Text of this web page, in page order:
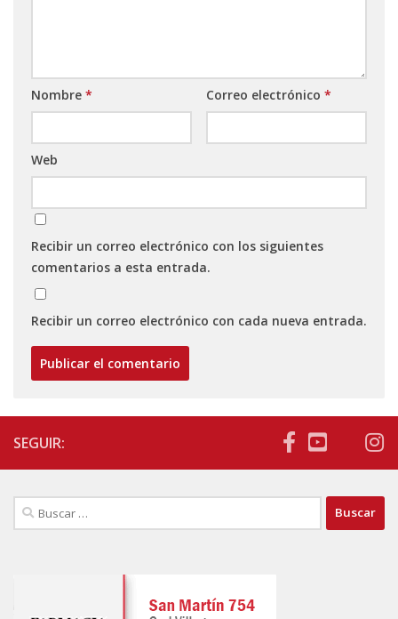
Nombre * Correo electrónico *
Web
Recibir un correo electrónico con los siguientes
comentarios a esta entrada.
Recibir un correo electrónico con cada nueva entrada.
SEGUIR:
Buscar: